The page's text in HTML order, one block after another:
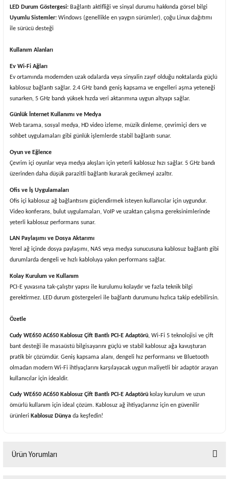
LED Durum Göstergesi: Bağlantı aktifliği ve sinyal durumu hakkında görsel bilgi
Uyumlu Sistemler: Windows (genellikle en yaygın sürümler), çoğu Linux dağıtımı
ile sürücü desteği
Kullanım Alanları
Ev Wi-Fi Ağları
Ev ortamında modemden uzak odalarda veya sinyalin zayıf olduğu noktalarda güçlü
kablosuz bağlantı sağlar. 2.4 GHz bandı geniş kapsama ve engelleri aşma yeteneği
sunarken, 5 GHz bandı yüksek hızda veri aktarımına uygun altyapı sağlar.
Günlük İnternet Kullanımı ve Medya
Web tarama, sosyal medya, HD video izleme, müzik dinleme, çevrimiçi ders ve
sohbet uygulamaları gibi günlük işlemlerde stabil bağlantı sunar.
Oyun ve Eğlence
Çevrim içi oyunlar veya medya akışları için yeterli kablosuz hızı sağlar. 5 GHz bandı
üzerinden daha düşük parazitli bağlantı kurarak gecikmeyi azaltır.
Ofis ve İş Uygulamaları
Ofis içi kablosuz ağ bağlantısını güçlendirmek isteyen kullanıcılar için uygundur.
Video konferans, bulut uygulamaları, VoIP ve uzaktan çalışma gereksinimlerinde
yeterli kablosuz performans sunar.
LAN Paylaşımı ve Dosya Aktarımı
Yerel ağ içinde dosya paylaşımı, NAS veya medya sunucusuna kablosuz bağlantı gibi
durumlarda dengeli ve hızlı kabloluya yakın performans sağlar.
Kolay Kurulum ve Kullanım
PCI-E yuvasına tak-çalıştır yapısı ile kurulumu kolaydır ve fazla teknik bilgi
gerektirmez. LED durum göstergeleri ile bağlantı durumunu hızlıca takip edebilirsin.
Özetle
Cudy WE650 AC650 Kablosuz Çift Bantlı PCI-E Adaptörü, Wi-Fi 5 teknolojisi ve çift
bant desteği ile masaüstü bilgisayarını güçlü ve stabil kablosuz ağa kavuşturan
pratik bir çözümdür. Geniş kapsama alanı, dengeli hız performansı ve Bluetooth
olmadan modern Wi-Fi ihtiyaçlarını karşılayacak uygun maliyetli bir adaptör arayan
kullanıcılar için idealdir.
Cudy WE650 AC650 Kablosuz Çift Bantlı PCI-E Adaptörü kolay kurulum ve uzun
ömürlü kullanım için ideal çözüm. Kablosuz ağ ihtiyaçlarınız için en güvenilir
ürünleri Kablosuz Dünya da keşfedin!
Ürün Yorumları